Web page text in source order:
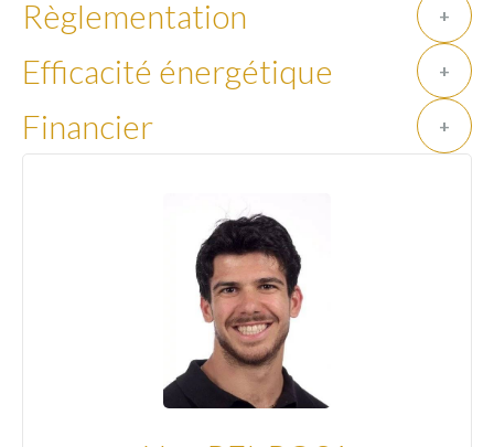
Règlementation +
Efficacité énergétique +
Financier +